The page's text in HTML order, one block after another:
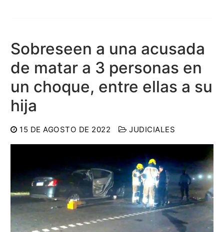
Sobreseen a una acusada
de matar a 3 personas en
un choque, entre ellas a su
hija
15 DE AGOSTO DE 2022 JUDICIALES